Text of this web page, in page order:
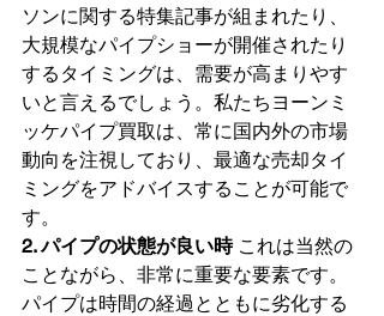
ソンに関する特集記事が組まれたり、
大規模なパイプショーが開催されたり
するタイミングは、需要が高まりやす
いと言えるでしょう。私たちヨーンミ
ッケパイプ買取は、常に国内外の市場
動向を注視しており、最適な売却タイ
ミングをアドバイスすることが可能で
す。
2. パイプの状態が良い時 これは当然の
ことながら、非常に重要な要素です。
パイプは時間の経過とともに劣化する